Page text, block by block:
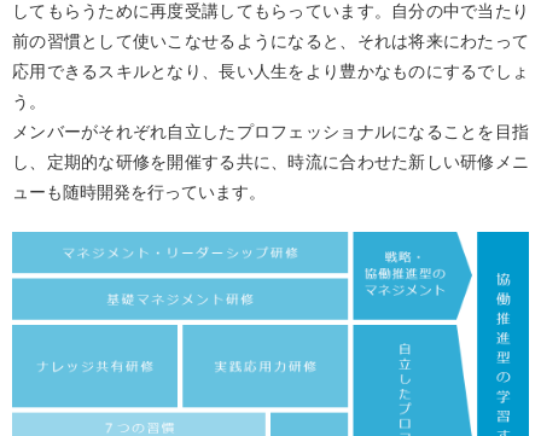
してもらうために再度受講してもらっています。自分の中で当たり
前の習慣として使いこなせるようになると、それは将来にわたって
応用できるスキルとなり、長い人生をより豊かなものにするでしょ
う。
メンバーがそれぞれ自立したプロフェッショナルになることを目指
し、定期的な研修を開催する共に、時流に合わせた新しい研修メニ
ューも随時開発を行っています。